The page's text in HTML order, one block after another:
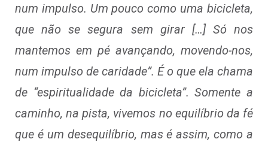
num impulso. Um pouco como uma bicicleta,
que não se segura sem girar […] Só nos
mantemos em pé avançando, movendo-nos,
num impulso de caridade”. É o que ela chama
de “espiritualidade da bicicleta”. Somente a
caminho, na pista, vivemos no equilíbrio da fé
que é um desequilíbrio, mas é assim, como a